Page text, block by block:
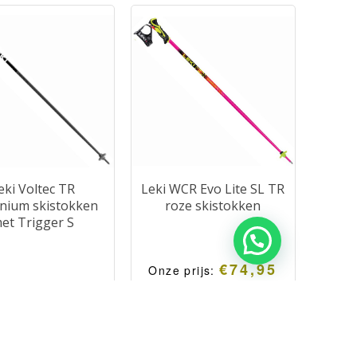
van 18 mm
Degelijke
voorzien van
safety systeem.
van Leki, geschikt voor
lichaamslengte van 120 tot
150 cm.
Voltec TR
skistokken
Trigger S
Leki WCR Evo Lite SL TR
roze skistokken
Onze prijs:€74,95